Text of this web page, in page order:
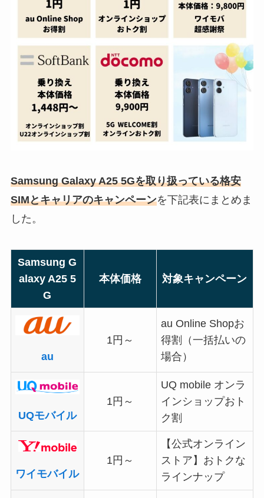
Samsung Galaxy A25 5Gを取り扱っている格安
SIMとキャリアのキャンペーンを下記表にまとめま
した。
Samsung G
alaxy A25 5
G
本体価格 対象キャンペーン
au
1円～
au Online Shopお
得割（一括払いの
場合）
UQモバイル
1円～
UQ mobile オンラ
インショップおト
ク割
ワイモバイル
1円～
【公式オンライン
ストア】おトクな
ラインナップ